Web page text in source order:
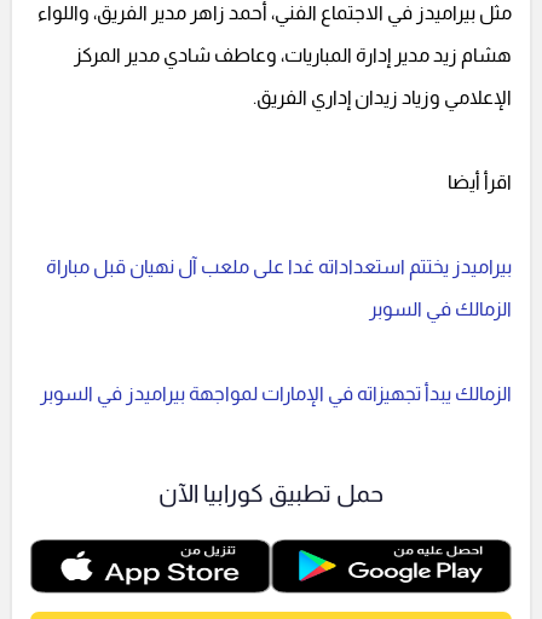
مثل بيراميدز في الاجتماع الفني، أحمد زاهر مدير الفريق، واللواء
هشام زيد مدير إدارة المباريات، وعاطف شادي مدير المركز
الإعلامي وزياد زيدان إداري الفريق.
اقرأ أيضا
بيراميدز يختتم استعداداته غدا على ملعب آل نهيان قبل مباراة
الزمالك في السوبر
الزمالك يبدأ تجهيزاته في الإمارات لمواجهة بيراميدز في السوبر
حمل تطبيق كورابيا الآن